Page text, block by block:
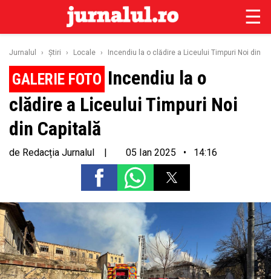
☰
Jurnalul › Ştiri › Locale › Incendiu la o clădire a Liceului Timpuri Noi din
Incendiu la o
clădire a Liceului Timpuri Noi
din Capitală
de Redacția Jurnalul | 05 Ian 2025 • 14:16